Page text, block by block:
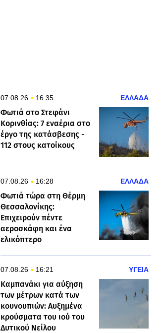
07.08.26 16:35 ΕΛΛΑΔΑ
Φωτιά στο Στεφάνι
Κορινθίας: 7 εναέρια στο
έργο της κατάσβεσης -
112 στους κατοίκους
07.08.26 16:28 ΕΛΛΑΔΑ
Φωτιά τώρα στη Θέρμη
Θεσσαλονίκης:
Επιχειρούν πέντε
αεροσκάφη και ένα
ελικόπτερο
07.08.26 16:21 ΥΓΕΙΑ
Καμπανάκι για αύξηση
των μέτρων κατά των
κουνουπιών: Αυξημένα
κρούσματα του ιού του
Δυτικού Νείλου